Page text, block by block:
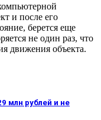
и после его
берется еще
не один раз, что
движения объекта.
млн рублей и не